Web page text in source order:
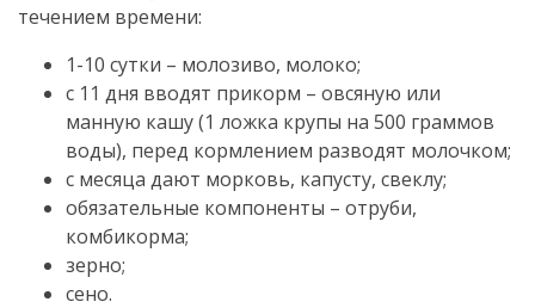
течением времени:
1-10 сутки – молозиво, молоко;
с 11 дня вводят прикорм – овсяную или
манную кашу (1 ложка крупы на 500 граммов
воды), перед кормлением разводят молочком;
с месяца дают морковь, капусту, свеклу;
обязательные компоненты – отруби,
комбикорма;
зерно;
сено.